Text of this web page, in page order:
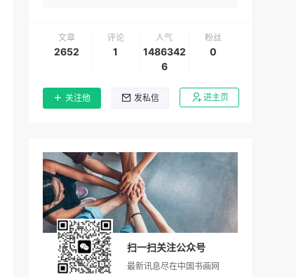
文章
2652
评论
1
人气
1486342
6
粉丝
0
关注他 发私信 进主页
扫一扫关注公众号
最新讯息尽在中国书画网